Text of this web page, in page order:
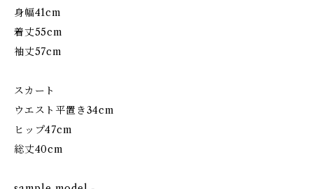
身幅41cm
着丈55cm
袖丈57cm
スカート
ウエスト平置き34cm
ヒップ47cm
総丈40cm